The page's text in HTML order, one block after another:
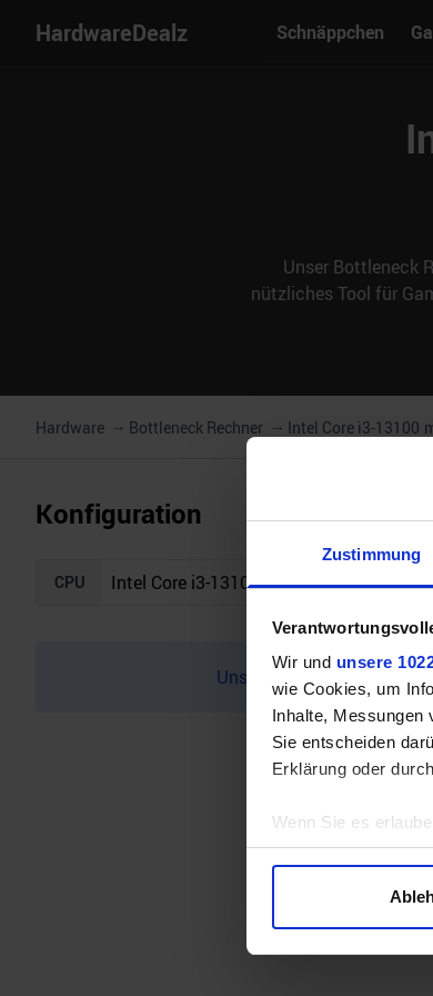
Zustimmung
Wir und unsere
wie Cookies, um
Inhalte, Messungen
Sie entscheiden
Erklärung oder
Wenn Sie es
Informationen
Erfahren Sie mehr
HardwareDealz Schnäppchen
Unser Bottleneck
nützliches Tool für
Hardware Bottleneck Rechner Intel Core i3-13100
Konfiguration
CPU
Unser Bottleneck Rechner